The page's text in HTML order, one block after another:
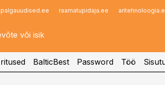
palgauudised.ee raamatupidaja.ee
Infopank
BalticBest Password Töö